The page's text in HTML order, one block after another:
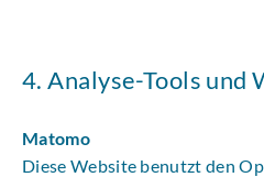
4. Analyse-Tools und
Matomo
Diese Website benutzt den